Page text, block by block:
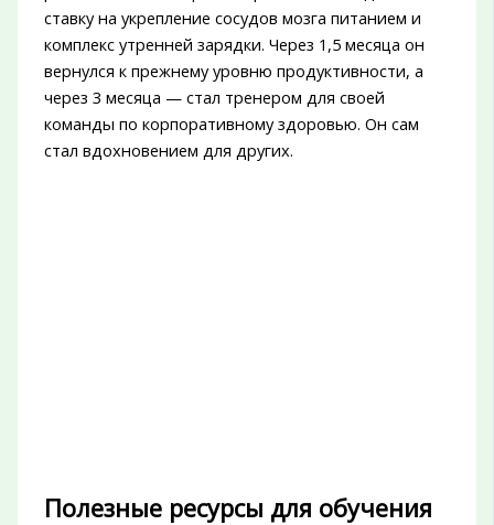
ставку на укрепление сосудов мозга питанием и
комплекс утренней зарядки. Через 1,5 месяца он
вернулся к прежнему уровню продуктивности, а
через 3 месяца — стал тренером для своей
команды по корпоративному здоровью. Он сам
стал вдохновением для других.
Полезные ресурсы для обучения